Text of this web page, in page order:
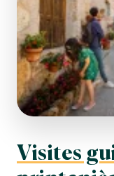
Visites